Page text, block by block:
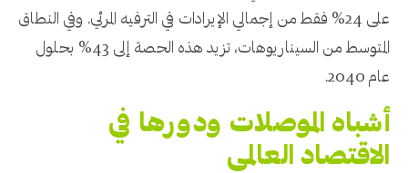
على 24% فقط من إجمالي الإيرادات في الترفيه المرئي. وفي النطاق
المتوسط ​​من السيناريوهات، تزيد هذه الحصة إلى 43% بحلول
عام 2040.
أشباه الموصلات ودورها في
الاقتصاد العالمي